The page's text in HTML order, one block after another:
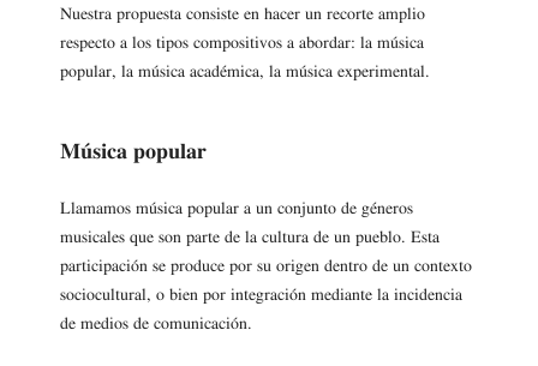
Nuestra propuesta consiste en hacer un recorte amplio
respecto a los tipos compositivos a abordar: la música
popular, la música académica, la música experimental.
Música popular
Llamamos música popular a un conjunto de géneros
musicales que son parte de la cultura de un pueblo. Esta
participación se produce por su origen dentro de un contexto
sociocultural, o bien por integración mediante la incidencia
de medios de comunicación.